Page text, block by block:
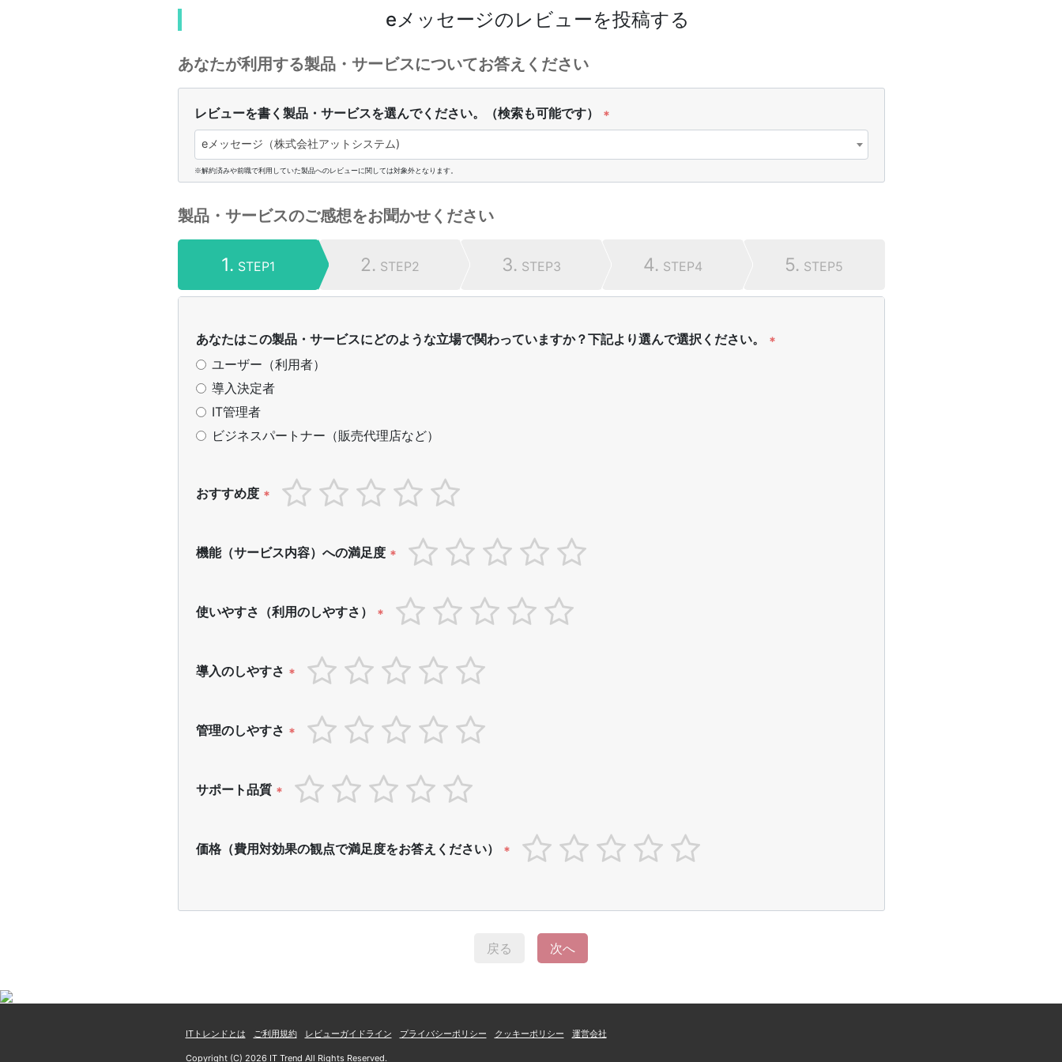
eメッセージのレビューを投稿する
あなたが利用する製品・サービスについてお答えください
レビューを書く製品・サービスを選んでください。（検索も可能です） *
eメッセージ（株式会社アットシステム)
※解約済みや前職で利用していた製品へのレビューに関しては対象外となります。
製品・サービスのご感想をお聞かせください
1. STEP1 2. STEP2 3. STEP3 4. STEP4 5. STEP5
あなたはこの製品・サービスにどのような立場で関わっていますか？下記より選んで選択ください。
*
ユーザー（利用者）
導入決定者
IT管理者
ビジネスパートナー（販売代理店など）
おすすめ度 *
機能（サービス内容）への満足度 *
使いやすさ（利用のしやすさ） *
導入のしやすさ *
管理のしやすさ *
サポート品質 *
価格（費用対効果の観点で満足度をお答えください） *
戻る 次へ
ITトレンドとは ご利用規約 レビューガイドライン プライバシーポリシー クッキーポリシー 運営会社
Copyright (C) 2026 IT Trend All Rights Reserved.